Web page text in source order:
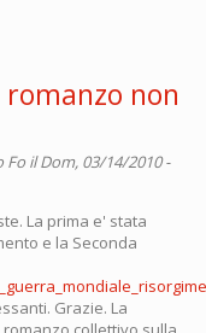
romanzo non
Fo il Dom, 03/14/2010 -
La prima e' stata
e la Seconda
Grazie. La